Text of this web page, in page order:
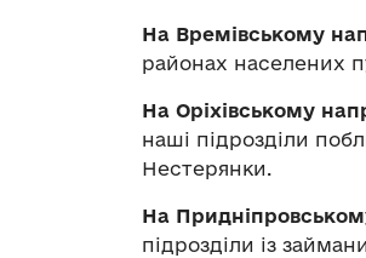
На Времівському
районах населених
На Оріхівському
наші підрозділи
Нестерянки.
На
підрозділи із